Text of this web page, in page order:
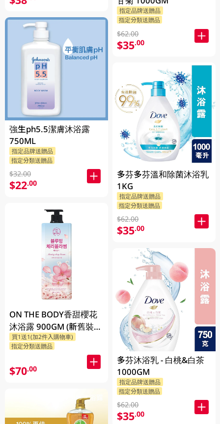
強生ph5.5潔膚沐浴露
750ML
指定品牌送贈品
指定分類送贈品
$32.00
$22.00
ON THE BODY香甜櫻花
沐浴露 900GM (新舊裝隨
機發貨)
買1送1(加2件入購物車)
指定分類送贈品
$70.00
指定品牌送贈品
指定分類送贈品
$62.00
$35.00
多芬多芬溫和除菌沐浴乳
1KG
指定品牌送贈品
指定分類送贈品
$62.00
$35.00
多芬沐浴乳 - 白桃&白茶
1000GM
指定品牌送贈品
指定分類送贈品
$62.00
$35.00